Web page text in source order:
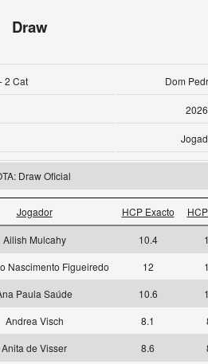
Draw
2 Cat Dom
Draw Oficial
Jogador HCP Exacto
Ailish Mulcahy 10.4
Nascimento Figueiredo 12
Paula Saúde 10.6
Andrea Visch 8.1
Anita de Visser 8.6